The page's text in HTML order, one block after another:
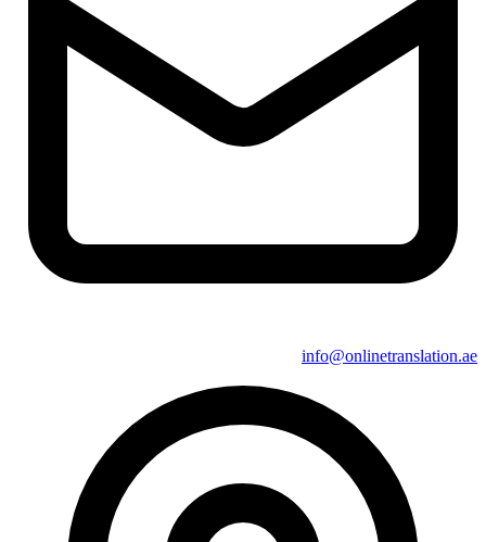
info@onlinetranslation.ae